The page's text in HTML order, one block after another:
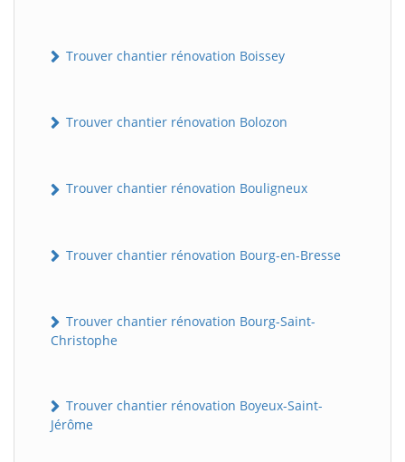
Trouver chantier rénovation Boissey
Trouver chantier rénovation Bolozon
Trouver chantier rénovation Bouligneux
Trouver chantier rénovation Bourg-en-Bresse
Trouver chantier rénovation Bourg-Saint-
Christophe
Trouver chantier rénovation Boyeux-Saint-
Jérôme